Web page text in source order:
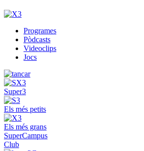
Programes
Pòdcasts
Videoclips
Jocs
Super3
Els més petits
Els més grans
SuperCampus
Club